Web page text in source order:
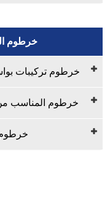
خرطوم
خرطوم تركيبات
خرطوم المناسب
خرطوم